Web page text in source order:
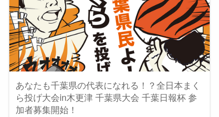
あなたも千葉県の代表になれる！？全日本まく
ら投げ大会in木更津 千葉県大会 千葉日報杯 参
加者募集開始！